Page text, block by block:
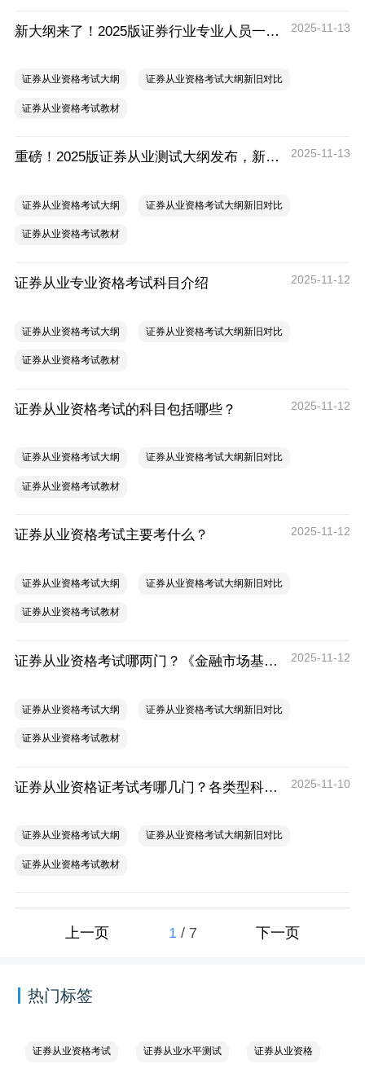
新大纲来了！2025版证券行业专业人员一般业务水平评价测试大纲发布 2025-11-13
证券从业资格考试大纲 证券从业资格考试大纲新旧对比
证券从业资格考试教材
重磅！2025版证券从业测试大纲发布，新教材近日发行（2026年1月1日起施行） 2025-11-13
证券从业资格考试大纲 证券从业资格考试大纲新旧对比
证券从业资格考试教材
证券从业专业资格考试科目介绍 2025-11-12
证券从业资格考试大纲 证券从业资格考试大纲新旧对比
证券从业资格考试教材
证券从业资格考试的科目包括哪些？ 2025-11-12
证券从业资格考试大纲 证券从业资格考试大纲新旧对比
证券从业资格考试教材
证券从业资格考试主要考什么？ 2025-11-12
证券从业资格考试大纲 证券从业资格考试大纲新旧对比
证券从业资格考试教材
证券从业资格考试哪两门？《金融市场基础知识》和《证券市场基本法律法规》 2025-11-12
证券从业资格考试大纲 证券从业资格考试大纲新旧对比
证券从业资格考试教材
证券从业资格证考试考哪几门？各类型科目不同 2025-11-10
证券从业资格考试大纲 证券从业资格考试大纲新旧对比
证券从业资格考试教材
上一页 1 / 7 下一页
热门标签
证券从业资格考试 证券从业水平测试 证券从业资格